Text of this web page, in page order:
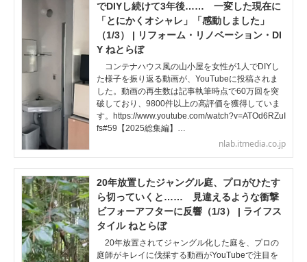
でDIYし続けて3年後…… 一変した現在に
「とにかくオシャレ」「感動しました」
（1/3） | リフォーム・リノベーション・DI
Y ねとらぼ
コンテナハウス風の山小屋を女性が1人でDIYし
た様子を振り返る動画が、YouTubeに投稿されま
した。動画の再生数は記事執筆時点で60万回を突
破しており、9800件以上の高評価を獲得していま
す。https://www.youtube.com/watch?v=ATOd6RZuI
fs#59【2025総集編】…
nlab.itmedia.co.jp
20年放置したジャングル庭、プロがひたす
ら切っていくと…… 見違えるような衝撃
ビフォーアフターに反響（1/3） | ライフス
タイル ねとらぼ
20年放置されてジャングル化した庭を、プロの
庭師がキレイに伐採する動画がYouTubeで注目を